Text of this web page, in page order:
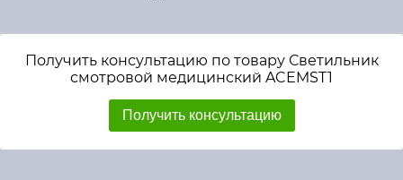
Получить консультацию по товару Светильник
смотровой медицинский ACEMST1
Получить консультацию